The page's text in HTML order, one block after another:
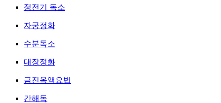
정전기 독소
자궁정화
수분독소
대장정화
금진옥액요법
간해독